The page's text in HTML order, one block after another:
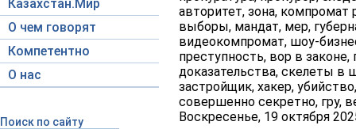
Казахстан.Мир
О чем говорят
Компетентно
О нас
Поиск по сайту
авторитет, зона, компромат
выборы, мандат, мер,
видеокомпромат, шоу-
преступность, вор в
доказательства, скелеты в
застройщик, хакер,
совершенно секретно, гру,
Воскресенье, 19 октября